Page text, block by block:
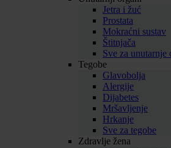
Jetra i žuć
Prostata
Mokraćni sustav
Štitnjača
Sve za unutarnje
Tegobe
Glavobolja
Alergije
Dijabetes
Mršavljenje
Hrkanje
Sve za tegobe
Zdravlje žena